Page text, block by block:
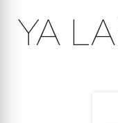
YA